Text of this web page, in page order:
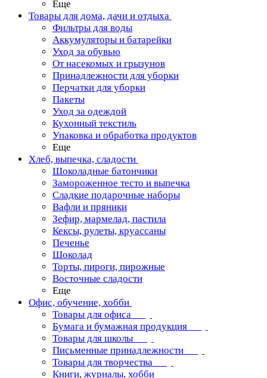
Еще
Товары для дома, дачи и отдыха
Фильтры для воды
Аккумуляторы и батарейки
Уход за обувью
От насекомых и грызунов
Принадлежности для уборки
Перчатки для уборки
Пакеты
Уход за одеждой
Кухонный текстиль
Упаковка и обработка продуктов
Еще
Хлеб, выпечка, сладости
Шоколадные батончики
Замороженное тесто и выпечка
Сладкие подарочные наборы
Вафли и пряники
Зефир, мармелад, пастила
Кексы, рулеты, круассаны
Печенье
Шоколад
Торты, пироги, пирожные
Восточные сладости
Еще
Офис, обучение, хобби
Товары для офиса
Бумага и бумажная продукция
Товары для школы
Письменные принадлежности
Товары для творчества
Книги, журналы, хобби